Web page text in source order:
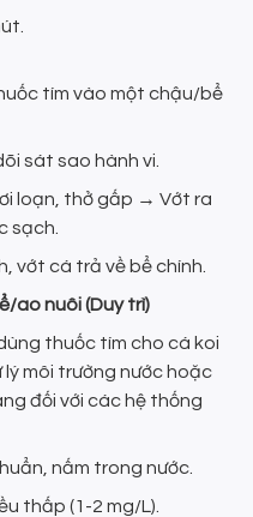
tím vào một chậu/bể
sát sao hành vi.
loạn, thở gấp → Vớt ra
sạch.
vớt cá trả về bể chính.
ao nuôi (Duy trì)
thuốc tím cho cá koi
môi trường nước hoặc
đối với các hệ thống
nấm trong nước.
thấp (1-2 mg/L).